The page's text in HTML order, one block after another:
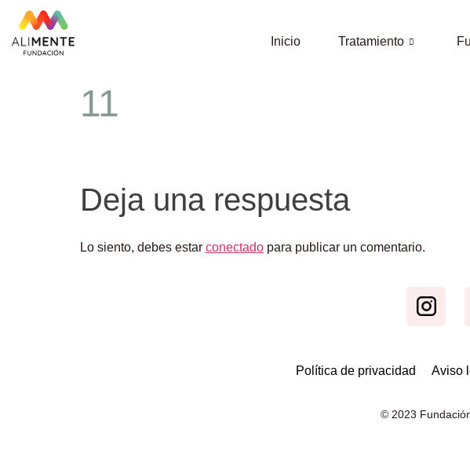
Inicio Tratamiento
11
Deja una respuesta
Lo siento, debes estar conectado para publicar un comentario.
Política de privacidad Aviso
© 2023